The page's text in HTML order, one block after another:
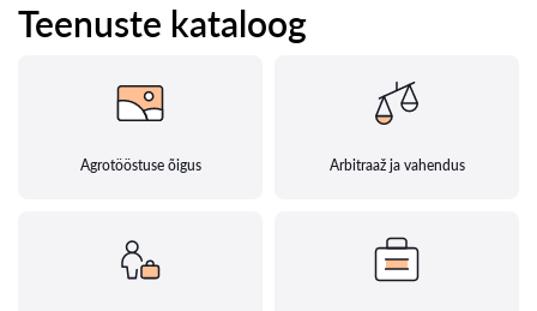
Teenuste kataloog
Agrotööstuse õigus Arbitraaž ja vahendus